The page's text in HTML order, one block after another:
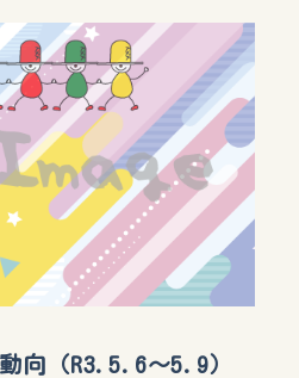
向（R3.5.6～5.9）